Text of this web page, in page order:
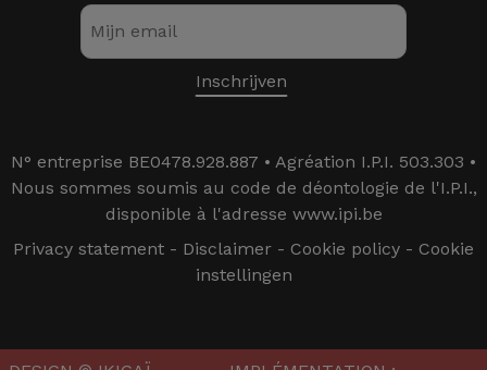
N° entreprise BE0478.928.887 • Agréation I.P.I. 503.303 •
Nous sommes soumis au code de déontologie de l'I.P.I.,
disponible à l'adresse www.ipi.be
Privacy statement - Disclaimer - Cookie policy - Cookie
instellingen